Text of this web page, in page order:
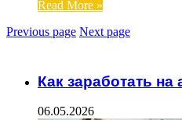
Read More »
Previous page Next page
Как заработать на
06.05.2026